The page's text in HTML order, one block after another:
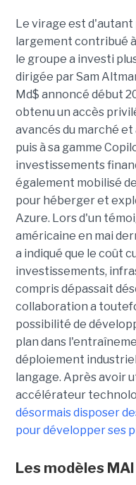
Le virage est
largement contribué
le groupe a investi
dirigée par Sam
Md$ annoncé début
obtenu un accès
avancés du marché
puis à sa gamme
investissements
également mobilisé
pour héberger et
Azure. Lors d'un
américaine en mai
a indiqué que le coût
investissements,
compris dépassait
collaboration a
possibilité de
plan dans
déploiement
langage. Après avoir
accélérateur
désormais disposer
pour développer ses
Les modèles